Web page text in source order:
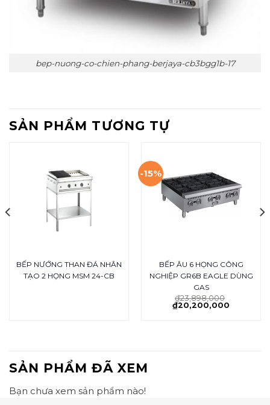
bep-nuong-co-chien-phang-berjaya-cb3bgg1b-17
SẢN PHẨM TƯƠNG TỰ
BẾP NƯỚNG THAN ĐÁ NHÂN
TẠO 2 HỌNG MSM 24-CB
-15%
BẾP ÂU 6 HỌNG CÔNG
NGHIỆP GR6B EAGLE DÙNG
GAS
₫23,898,000
₫20,200,000
SẢN PHẨM ĐÃ XEM
Bạn chưa xem sản phẩm nào!